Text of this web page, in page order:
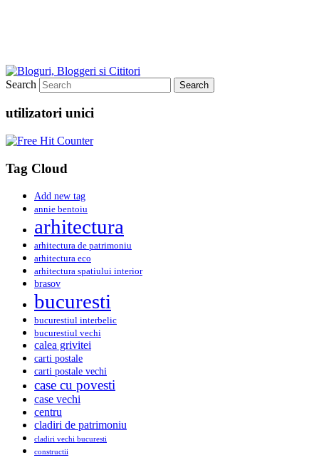
Search
utilizatori unici
Tag Cloud
Add new tag
annie bentoiu
arhitectura
arhitectura de patrimoniu
arhitectura eco
arhitectura spatiului interior
brasov
bucuresti
bucurestiul interbelic
bucurestiul vechi
calea grivitei
carti postale
carti postale vechi
case cu povesti
case vechi
centru
cladiri de patrimoniu
cladiri vechi bucuresti
constructii